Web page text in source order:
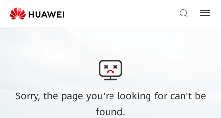
Sorry, the page you're looking for can't be
found.